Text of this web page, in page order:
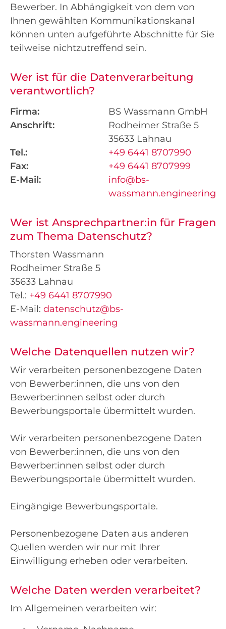
Bewerber. In Abhängigkeit von dem von
Ihnen gewählten Kommunikationskanal
können unten aufgeführte Abschnitte für Sie
teilweise nichtzutreffend sein.
Wer ist für die Datenverarbeitung
verantwortlich?
Firma:
BS Wassmann GmbH
Anschrift:
Rodheimer Straße 5
35633 Lahnau
Tel.:
+49 6441 8707990
Fax:
+49 6441 8707999
E-Mail:
info@bs-
wassmann.engineering
Wer ist Ansprechpartner:in für Fragen
zum Thema Datenschutz?
Thorsten Wassmann
Rodheimer Straße 5
35633 Lahnau
Tel.: +49 6441 8707990
E-Mail: datenschutz@bs-
wassmann.engineering
Welche Datenquellen nutzen wir?
Wir verarbeiten personenbezogene Daten
von Bewerber:innen, die uns von den
Bewerber:innen selbst oder durch
Bewerbungsportale übermittelt wurden.
Wir verarbeiten personenbezogene Daten
von Bewerber:innen, die uns von den
Bewerber:innen selbst oder durch
Bewerbungsportale übermittelt wurden.
Eingängige Bewerbungsportale.
Personenbezogene Daten aus anderen
Quellen werden wir nur mit Ihrer
Einwilligung erheben oder verarbeiten.
Welche Daten werden verarbeitet?
Im Allgemeinen verarbeiten wir: